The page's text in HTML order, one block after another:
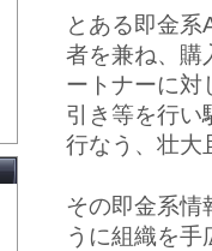
とある即金
者を兼ね、購
ートナーに対
引き等を行い
行なう、壮大
その即金系情
うに組織を